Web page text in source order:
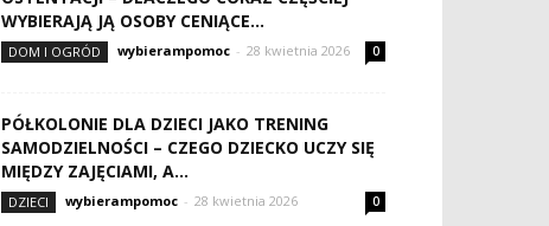
WYBIERAJĄ JĄ OSOBY CENIĄCE...
DOM I OGRÓD wybierampomoc - 28 kwietnia 2026 0
PÓŁKOLONIE DLA DZIECI JAKO TRENING
SAMODZIELNOŚCI – CZEGO DZIECKO UCZY SIĘ
MIĘDZY ZAJĘCIAMI, A...
DZIECI wybierampomoc - 28 kwietnia 2026 0